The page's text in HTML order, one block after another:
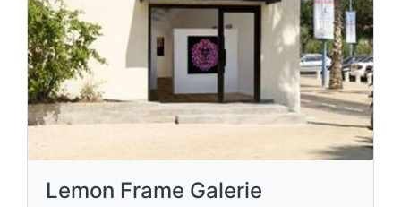
Lemon Frame Galerie